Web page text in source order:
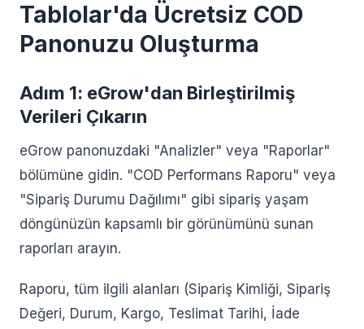
Tablolar'da Ücretsiz COD
Panonuzu Oluşturma
Adım 1: eGrow'dan Birleştirilmiş
Verileri Çıkarın
eGrow panonuzdaki "Analizler" veya "Raporlar"
bölümüne gidin. "COD Performans Raporu" veya
"Sipariş Durumu Dağılımı" gibi sipariş yaşam
döngünüzün kapsamlı bir görünümünü sunan
raporları arayın.
Raporu, tüm ilgili alanları (Sipariş Kimliği, Sipariş
Değeri, Durum, Kargo, Teslimat Tarihi, İade